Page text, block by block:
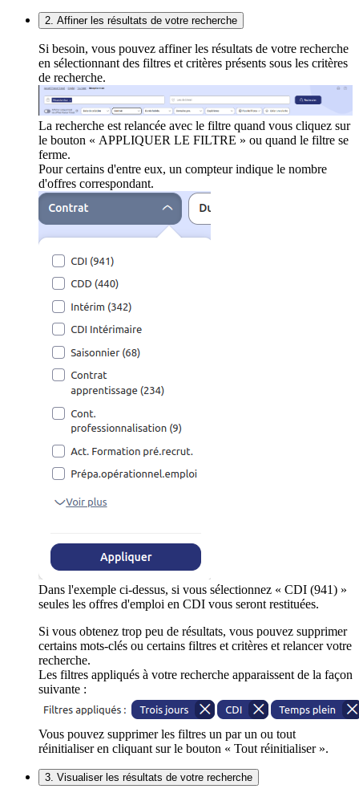
2. Affiner les résultats de votre recherche
Si besoin, vous pouvez affiner les résultats de votre recherche
en sélectionnant des filtres et critères présents sous les critères
de recherche.
La recherche est relancée avec le filtre quand vous cliquez sur
le bouton « APPLIQUER LE FILTRE » ou quand le filtre se
ferme.
Pour certains d'entre eux, un compteur indique le nombre
d'offres correspondant.
Dans l'exemple ci-dessus, si vous sélectionnez « CDI (941) »
seules les offres d'emploi en CDI vous seront restituées.
Si vous obtenez trop peu de résultats, vous pouvez supprimer
certains mots-clés ou certains filtres et critères et relancer votre
recherche.
Les filtres appliqués à votre recherche apparaissent de la façon
suivante :
Vous pouvez supprimer les filtres un par un ou tout
réinitialiser en cliquant sur le bouton « Tout réinitialiser ».
3. Visualiser les résultats de votre recherche